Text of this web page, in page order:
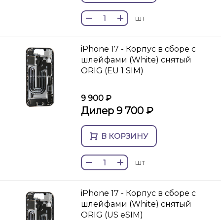
шт
iPhone 17 - Корпус в сборе с
шлейфами (White) снятый
ORIG (EU 1 SIM)
9 900 ₽
Дилер 9 700 ₽
В КОРЗИНУ
шт
iPhone 17 - Корпус в сборе с
шлейфами (White) снятый
ORIG (US eSIM)